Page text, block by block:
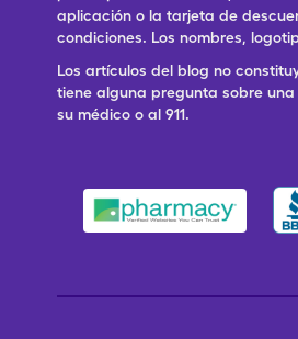
aplicación o la tarjeta de
condiciones. Los nombres,
Los artículos del blog no
tiene alguna pregunta sobre
su médico o al 911.